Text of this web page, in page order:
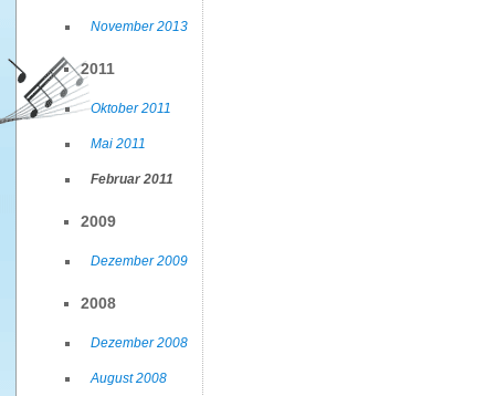
November 2013
2011
Oktober 2011
Mai 2011
Februar 2011
2009
Dezember 2009
2008
Dezember 2008
August 2008